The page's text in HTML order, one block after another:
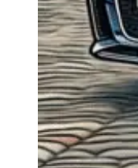
Skoda
Portbagaj